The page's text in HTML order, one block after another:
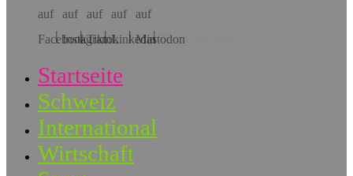
Hol dir die App!
Startseite
Schweiz
International
Wirtschaft